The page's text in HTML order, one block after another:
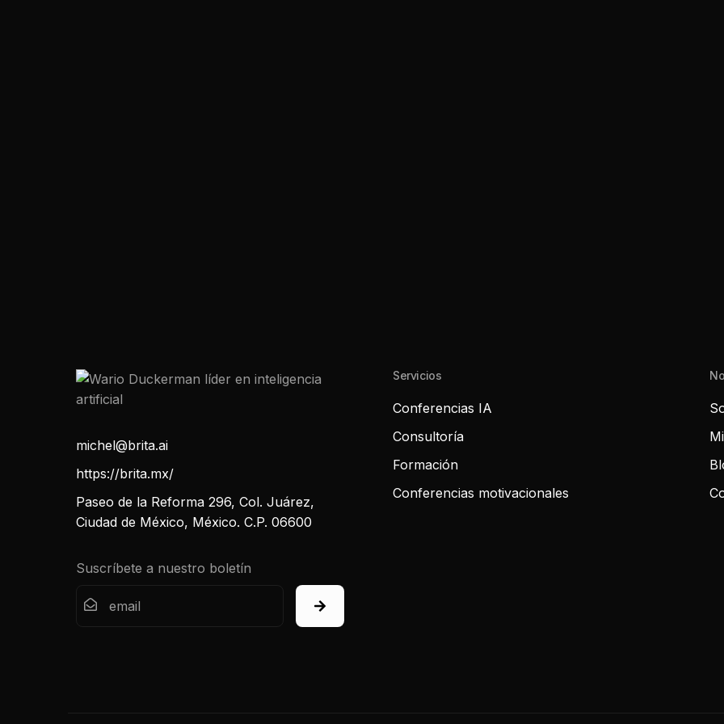
michel@brita.ai
https://brita.mx/
Paseo de la Reforma 296, Col. Juárez,
Ciudad de México, México. C.P. 06600
Suscríbete a nuestro boletín
Servicios
Conferencias IA
Consultoría
Formación
Conferencias motivacionales